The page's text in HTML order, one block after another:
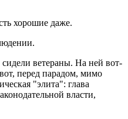
хорошие даже.
ветераны. На ней вот-
перед парадом, мимо
"элита": глава
власти,